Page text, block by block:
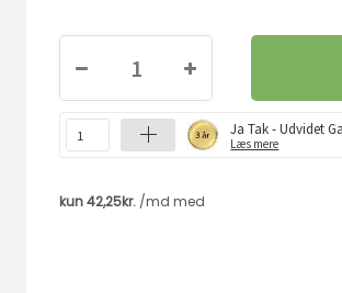
Ja Tak - Udvidet
Læs mere